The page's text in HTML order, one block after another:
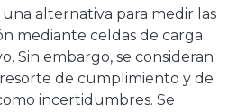
alternativa para medir las
mediante celdas de carga
Sin embargo, se consideran
de cumplimiento y de
incertidumbres. Se